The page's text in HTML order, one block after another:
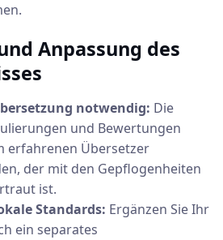
Anpassung des
notwendig: Die
und Bewertungen
erfahrenen Übersetzer
der mit den Gepflogenheiten
ist.
Standards: Ergänzen Sie Ihr
ein separates